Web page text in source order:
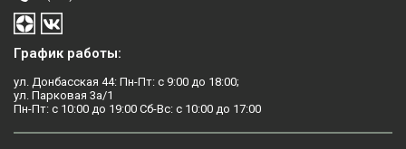
График работы:
ул. Донбасская 44: Пн-Пт: с 9:00 до 18:00;
ул. Парковая 3а/1
Пн-Пт: с 10:00 до 19:00 Сб-Вс: с 10:00 до 17:00